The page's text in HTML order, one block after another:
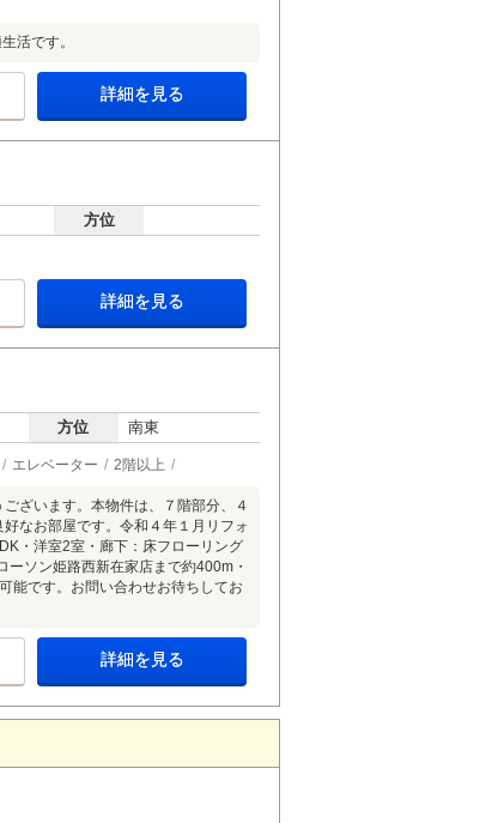
活です。
詳細を見る
方位
詳細を見る
方位 南東
エレベーター 2階以上
ざいます。本物件は、７階部分、４
なお部屋です。令和４年１月リフォ
・洋室2室・廊下：床フローリング
ソン姫路西新在家店まで約400m・
能です。お問い合わせお待ちしてお
詳細を見る